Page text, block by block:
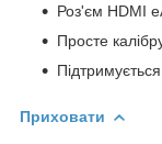
Роз'єм HDMI
Просте
Приховати